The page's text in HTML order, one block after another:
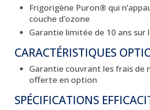
Frigorigène Puron® qui
couche d’ozone
Garantie limitée de 10 ans sur
CARACTÉRISTIQUES
Garantie couvrant les frais de
offerte en option
SPÉCIFICATIONS